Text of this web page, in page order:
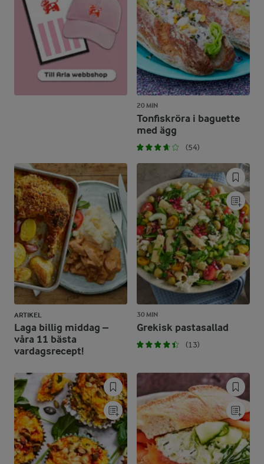
20 MIN
Tonfiskröra i baguette
med ägg
(54)
ARTIKEL
Laga billig middag –
våra 11 bästa
vardagsrecept!
30 MIN
Grekisk pastasallad
(13)